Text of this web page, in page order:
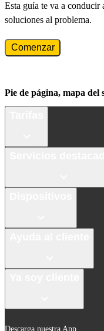
Esta guía te va a conducir
soluciones al problema.
Comenzar
Pie de página, mapa del
Descarga nuestra App